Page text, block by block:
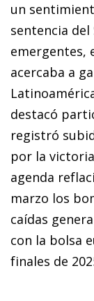
un
sentencia del
emergentes,
acercaba a
destacó
registró
por la
agenda
marzo los
caídas
con la bolsa
finales de